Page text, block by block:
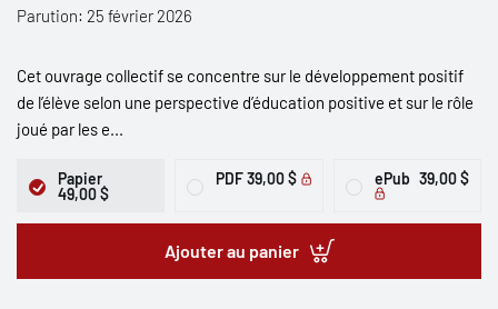
Parution: 25 février 2026
Cet ouvrage collectif se concentre sur le développement positif
de l’élève selon une perspective d’éducation positive et sur le rôle
joué par les e...
Papier
49,00 $
PDF 39,00 $ ePub 39,00 $
Ajouter au panier